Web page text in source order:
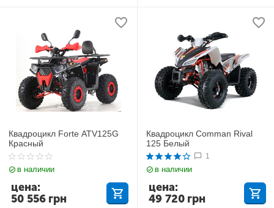
Квадроцикл Forte ATV125G
Красный
в наличии
50 556 грн
цена:
Квадроцикл Comman Rival
125 Белый
1
в наличии
49 720 грн
цена: